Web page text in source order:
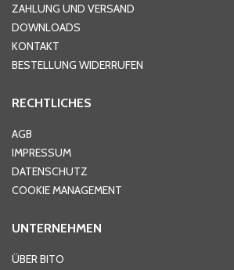
Ort*
Telefon
ZAHLUNG UND VERSAND
DOWNLOADS
KONTAKT
BESTELLUNG WIDERRUFEN
RECHTLICHES
AGB
IMPRESSUM
DATENSCHUTZ
COOKIE MANAGEMENT
UNTERNEHMEN
ÜBER BITO